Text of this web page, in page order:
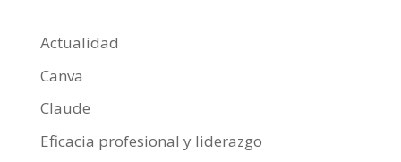
Actualidad
Canva
Claude
Eficacia profesional y liderazgo